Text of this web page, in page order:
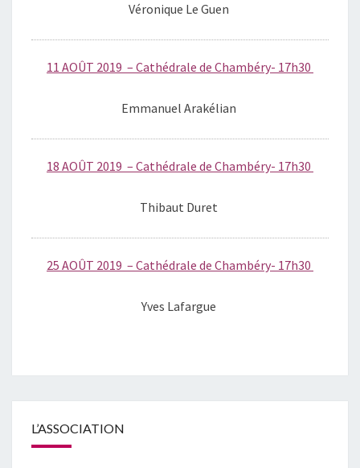
Véronique Le Guen
11 AOÛT 2019 – Cathédrale de Chambéry- 17h30
Emmanuel Arakélian
18 AOÛT 2019 – Cathédrale de Chambéry- 17h30
Thibaut Duret
25 AOÛT 2019 – Cathédrale de Chambéry- 17h30
Yves Lafargue
L’ASSOCIATION